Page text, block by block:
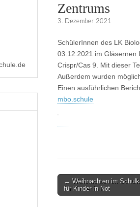
Zentrums
3. Dezember 2021
SchülerInnen des LK
03.12.2021 im Gläsernen
Crispr/Cas 9. Mit dieser
Außerdem wurden
Einen ausführlichen
mbo.schule
Post
navigation
← Weihnachten im
für Kinder in Not